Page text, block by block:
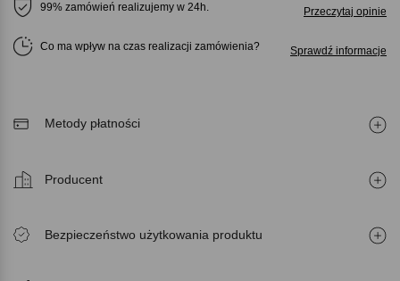
99% zamówień realizujemy w 24h. Przeczytaj opinie
Co ma wpływ na czas realizacji zamówienia Sprawdź informacje
Metody płatności
Producent
Bezpieczeństwo użytkowania produktu